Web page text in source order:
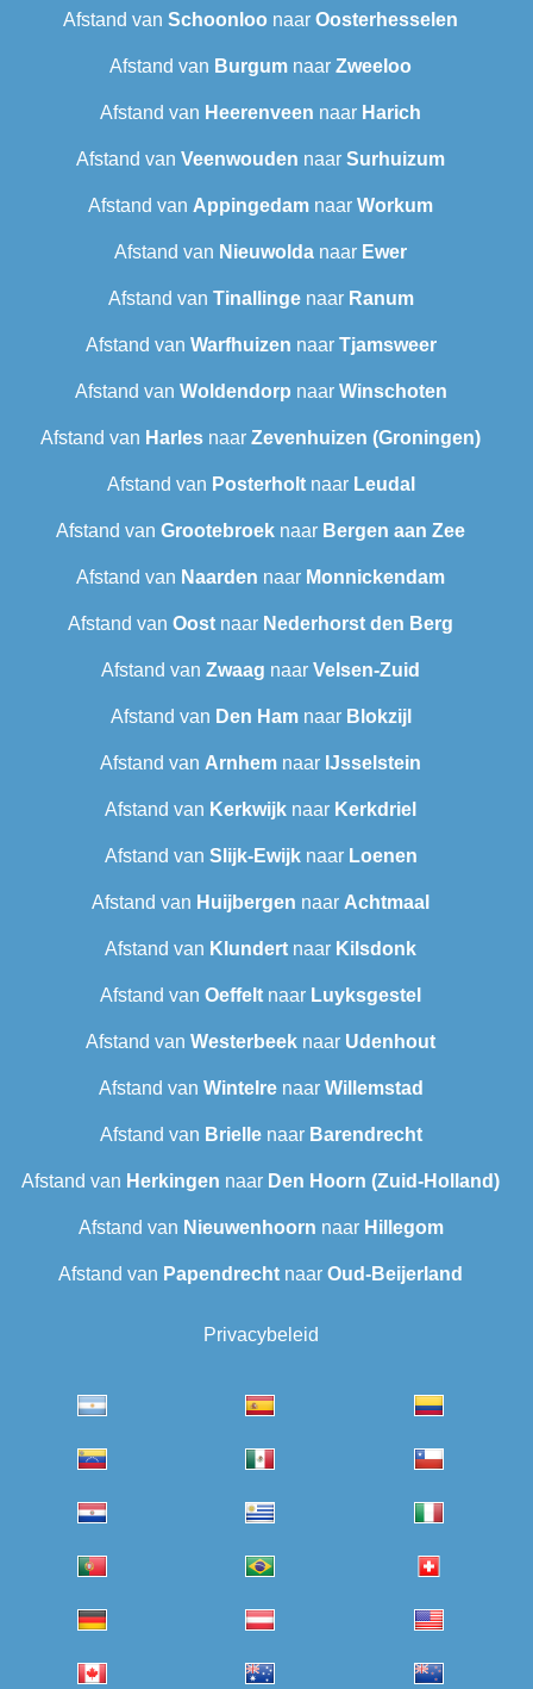
Afstand van Schoonloo naar Oosterhesselen
Afstand van Burgum naar Zweeloo
Afstand van Heerenveen naar Harich
Afstand van Veenwouden naar Surhuizum
Afstand van Appingedam naar Workum
Afstand van Nieuwolda naar Ewer
Afstand van Tinallingenaar Ranum
Afstand van Warfhuizen naar Tjamsweer
Afstand van Woldendorp naar Winschoten
Afstand van Harles naar Zevenhuizen (Groningen)
Afstand van Posterholtnaar Leudal‎
Afstand van Grootebroek naar Bergen aan Zee
Afstand van Naarden naar Monnickendam
Afstand van Oost naar Nederhorst den Berg
Afstand van Zwaag naar Velsen-Zuid
Afstand van Den Hamnaar Blokzijl
Afstand van Arnhem naar IJsselstein
Afstand van Kerkwijk naar Kerkdriel
Afstand van Slijk-Ewijknaar Loenen
Afstand van Huijbergen naar Achtmaal
Afstand van Klundert naar Kilsdonk
Afstand van Oeffelt naar Luyksgestel
Afstand van Westerbeek naar Udenhout
Afstand van Wintelrenaar Willemstad
Afstand van Briellenaar Barendrecht‎
Afstand van Herkingen naar Den Hoorn (Zuid-Holland)
Afstand van Nieuwenhoorn naar Hillegom
Afstand van Papendrecht naar Oud-Beijerland
Privacybeleid